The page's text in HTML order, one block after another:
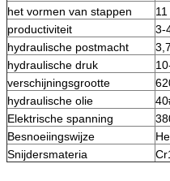
het vormen van stappen
productiviteit
3-
hydraulische postmacht
hydraulische druk
verschijningsgrootte
hydraulische olie
Elektrische spanning
Besnoeiingswijze
Snijdersmateria